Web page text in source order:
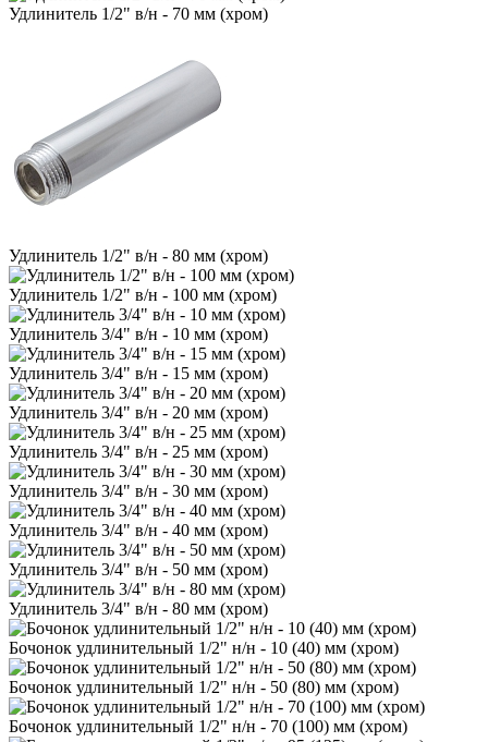
Удлинитель 1/2" в/н - 70 мм (хром)
Удлинитель 1/2" в/н - 80 мм (хром)
Удлинитель 1/2" в/н - 100 мм (хром)
Удлинитель 3/4" в/н - 10 мм (хром)
Удлинитель 3/4" в/н - 15 мм (хром)
Удлинитель 3/4" в/н - 20 мм (хром)
Удлинитель 3/4" в/н - 25 мм (хром)
Удлинитель 3/4" в/н - 30 мм (хром)
Удлинитель 3/4" в/н - 40 мм (хром)
Удлинитель 3/4" в/н - 50 мм (хром)
Удлинитель 3/4" в/н - 80 мм (хром)
Бочонок удлинительный 1/2" н/н - 10 (40) мм (хром)
Бочонок удлинительный 1/2" н/н - 50 (80) мм (хром)
Бочонок удлинительный 1/2" н/н - 70 (100) мм (хром)